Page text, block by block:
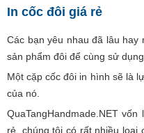
In cốc đôi giá rẻ
Các bạn yêu nhau đã lâu
sản phẩm đôi để cùng sử dụng.
Một cặp cốc đôi in hình sẽ là
của nó.
QuaTangHandmade.NET
rẻ, chúng tôi có rất nhiều loại